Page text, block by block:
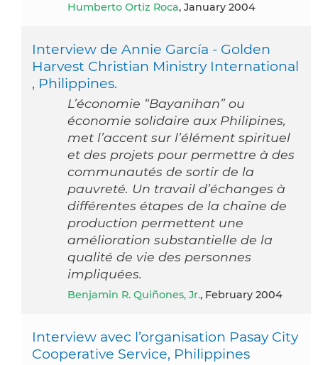
Humberto Ortiz Roca, January 2004
Interview de Annie García - Golden
Harvest Christian Ministry International
, Philippines.
L’économie “Bayanihan” ou
économie solidaire aux Philipines,
met l’accent sur l’élément spirituel
et des projets pour permettre à des
communautés de sortir de la
pauvreté. Un travail d’échanges à
différentes étapes de la chaîne de
production permettent une
amélioration substantielle de la
qualité de vie des personnes
impliquées.
Benjamin R. Quiñones, Jr., February 2004
Interview avec l’organisation Pasay City
Cooperative Service, Philippines